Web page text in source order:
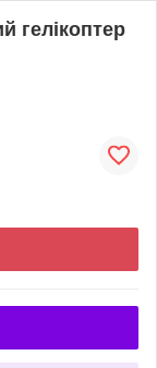
гелікоптер